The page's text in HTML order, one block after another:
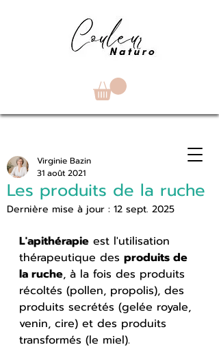
Les produits de la ruche
Virginie Bazin
31 août 2021
Dernière mise à jour : 12 sept. 2025
L'apithérapie est l'utilisation
thérapeutique des produits de
la ruche, à la fois des produits
récoltés (pollen, propolis), des
produits secrétés (gelée royale,
venin, cire) et des produits
transformés (le miel).